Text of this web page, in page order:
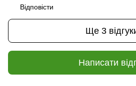
Відповісти
Ще 3
Написати